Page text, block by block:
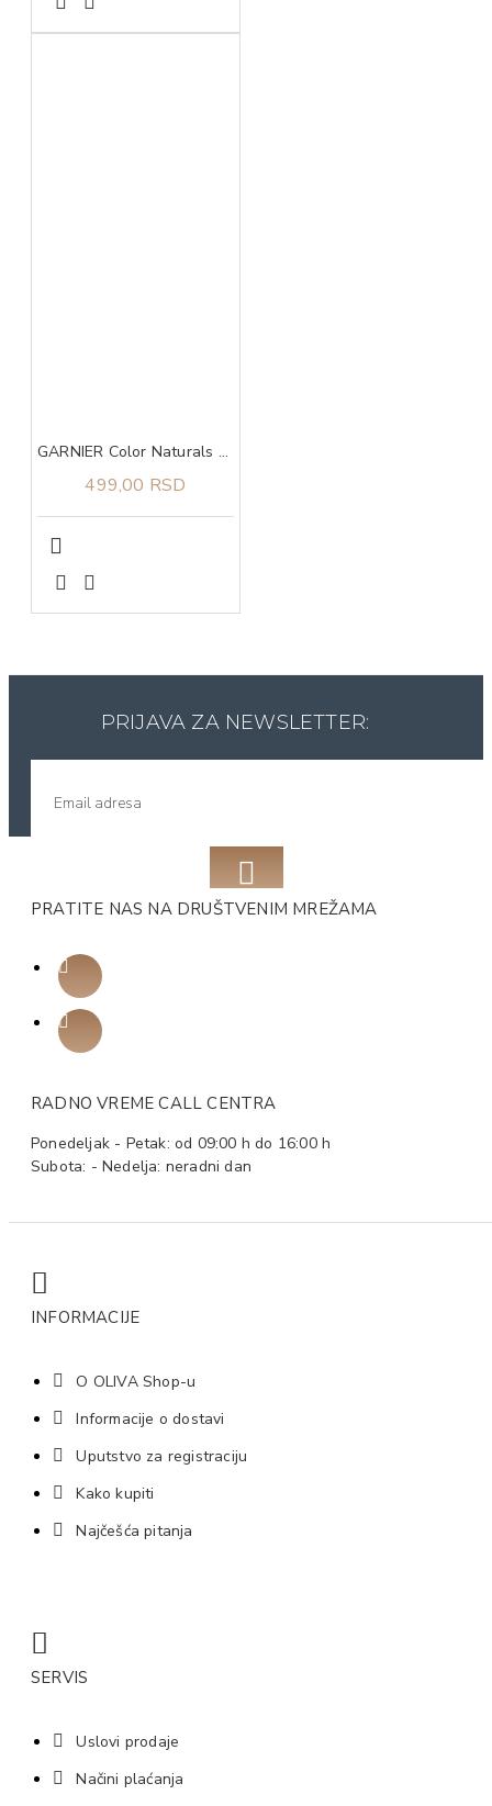
GARNIER Color Naturals 4.3 boja za kosu
499,00 RSD
PRIJAVA ZA NEWSLETTER:
PRATITE NAS NA DRUŠTVENIM MREŽAMA
RADNO VREME CALL CENTRA
Ponedeljak - Petak: od 09:00 h do 16:00 h
Subota: - Nedelja: neradni dan
INFORMACIJE
O OLIVA Shop-u
Informacije o dostavi
Uputstvo za registraciju
Kako kupiti
Najčešća pitanja
SERVIS
Uslovi prodaje
Načini plaćanja